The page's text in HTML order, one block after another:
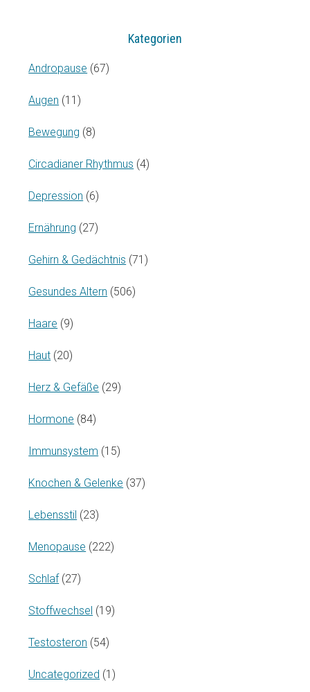
Kategorien
Andropause (67)
Augen (11)
Bewegung (8)
Circadianer Rhythmus (4)
Depression (6)
Ernährung (27)
Gehirn & Gedächtnis (71)
Gesundes Altern (506)
Haare (9)
Haut (20)
Herz & Gefäße (29)
Hormone (84)
Immunsystem (15)
Knochen & Gelenke (37)
Lebensstil (23)
Menopause (222)
Schlaf (27)
Stoffwechsel (19)
Testosteron (54)
Uncategorized (1)